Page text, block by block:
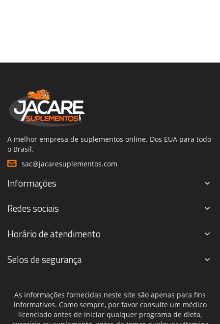
A melhor empresa de suplementos online. Dos EUA para todo
o Brasil.
sac@jacaresuplementos.com
Informações
Redes sociais
Horário de atendimento
Selos de segurança
As informações fornecidas neste site são apenas para fins
informativos. Como sempre, por favor consulte um médico
licenciado antes de iniciar qualquer programa de dieta,